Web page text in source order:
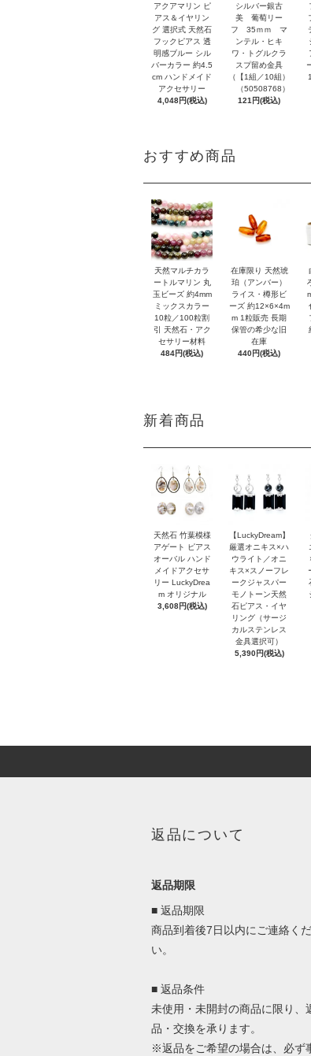
アクアマリン ピ
アス＆イヤリン
グ 選択式 天然石
フックピアス 透
明感ブルー シル
バーカラー 約4.5
cm ハンドメイド
アクセサリー
4,048円(税込)
シルバー銀古
美 葡萄リー
フ 35ｍｍ マ
ンテル・ヒキ
ワ・トグルクラ
スプ留め金具
（【1組／10組）
（50508768）
121円(税込)
おすすめ商品
天然マルチカラ
ートルマリン 丸
玉ビーズ 約4mm
ミックスカラー
10粒／100粒割
引 天然石・アク
セサリー材料
484円(税込)
在庫限り 天然琥
珀（アンバー）
ライス・樽形ビ
ーズ 約12×6×4m
m 1粒販売 長期
保管の希少な旧
在庫
440円(税込)
新着商品
天然石 竹葉模様
アゲート ピアス
オーバル ハンド
メイドアクセサ
リー LuckyDrea
m オリジナル
3,608円(税込)
【LuckyDream】
厳選オニキス×ハ
ウライト／オニ
キス×スノーフレ
ークジャスパー
モノトーン天然
石ピアス・イヤ
リング（サージ
カルステンレス
金具選択可）
5,390円(税込)
返品について
返品期限
■ 返品期限
商品到着後7日以内にご連絡く
い。
■ 返品条件
未使用・未開封の商品に限り、
品・交換を承ります。
※返品をご希望の場合は、必ず